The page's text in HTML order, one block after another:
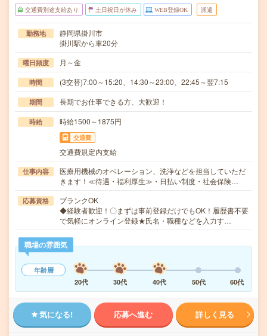
交通費別途支給あり 土日祝日が休み WEB登録OK 派遣
勤務地
静岡県掛川市
掛川駅から車20分
曜日頻度 月～金
時間 (3交替)7:00～15:20、14:30～23:00、22:45～翌7:15
期間 長期でお仕事できる方、大歓迎！
時給 時給1500～1875円
交通費
交通費規定内支給
仕事内容
医療用機械のオペレーション、洗浄などを担当していただ
きます！≪待遇・福利厚生≫・日払い制度・社会保険…
応募資格
ブランクOK
◆経験者歓迎！〇まずは事前登録だけでもOK！履歴書不要
で気軽にオンライン登録★氏名・職種などを入力す…
職場の雰囲気
年齢層
20代
30代 40代 50代 60代
気になる! 応募へ進む 詳しく見る